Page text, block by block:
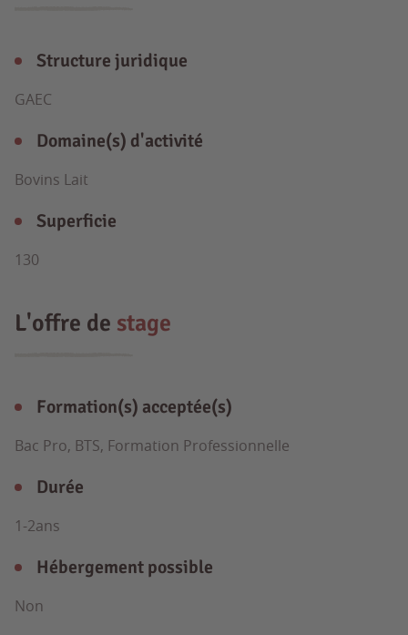
Structure juridique
GAEC
Domaine(s) d'activité
Bovins Lait
Superficie
130
L'offre de stage
Formation(s) acceptée(s)
Bac Pro, BTS, Formation Professionnelle
Durée
1-2ans
Hébergement possible
Non